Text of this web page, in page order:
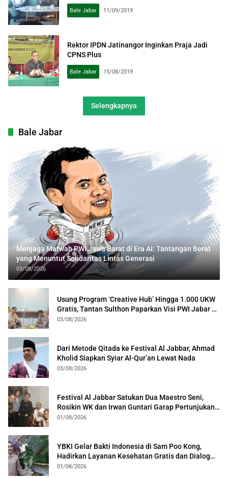
Bale Jabar 11/09/2019
Rektor IPDN Jatinangor Inginkan Praja Jadi
CPNS Plus
Bale Jabar 15/08/2019
Selengkapnya
Bale Jabar
Menjaga Marwah PWI Jawa Barat di Era AI: Tantangan Berat
yang Menuntut Solidaritas Lintas Generasi
03/08/2026
Usung Program ‘Creative Hub’ Hingga 1.000 UKW
Gratis, Tantan Sulthon Paparkan Visi PWI Jabar di
Kota Bogor
03/08/2026
Dari Metode Qitada ke Festival Al Jabbar, Ahmad
Kholid Siapkan Syiar Al-Qur’an Lewat Nada
03/08/2026
Festival Al Jabbar Satukan Dua Maestro Seni,
Rosikin WK dan Irwan Guntari Garap Pertunjukan
Kolosal
01/08/2026
YBKI Gelar Bakti Indonesia di Sam Poo Kong,
Hadirkan Layanan Kesehatan Gratis dan Dialog
Kebangsaan
01/08/2026